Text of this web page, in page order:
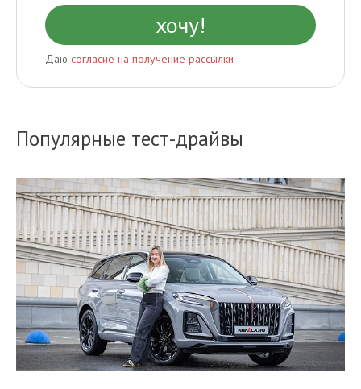
Даю согласие на получение рассылки
Популярные тест-драйвы